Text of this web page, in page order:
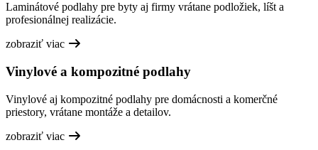
Laminátové podlahy pre byty aj firmy vrátane podložiek, líšt a
profesionálnej realizácie.
zobraziť viac
Vinylové a kompozitné podlahy
Vinylové aj kompozitné podlahy pre domácnosti a komerčné
priestory, vrátane montáže a detailov.
zobraziť viac